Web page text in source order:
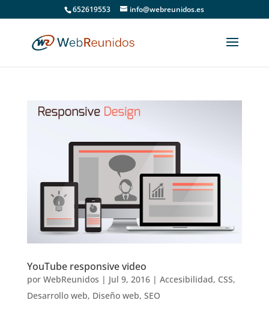
652619553 info@webreunidos.es
YouTube responsive video
por WebReunidos | Jul 9, 2016| Accesibilidad, CSS,
Desarrollo web, Diseño web, SEO